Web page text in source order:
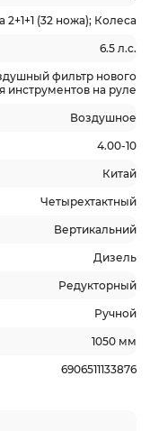
(32 ножа); Колеса
6.5 л.с.
фильтр нового
инструментов на руле
Воздушное
4.00-10
Китай
Четырехтактный
Вертикальний
Дизель
Редукторный
Ручной
1050 мм
6906511133876